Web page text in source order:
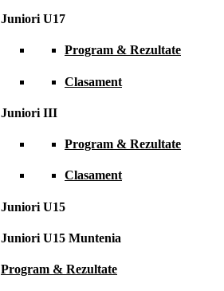
Juniori U17
Program & Rezultate
Clasament
Juniori III
Program & Rezultate
Clasament
Juniori U15
Juniori U15 Muntenia
Program & Rezultate